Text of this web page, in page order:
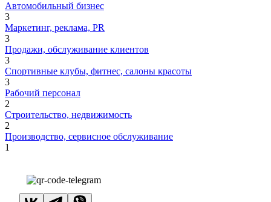
Автомобильный бизнес
3
Маркетинг, реклама, PR
3
Продажи, обслуживание клиентов
3
Спортивные клубы, фитнес, салоны красоты
3
Рабочий персонал
2
Строительство, недвижимость
2
Производство, сервисное обслуживание
1